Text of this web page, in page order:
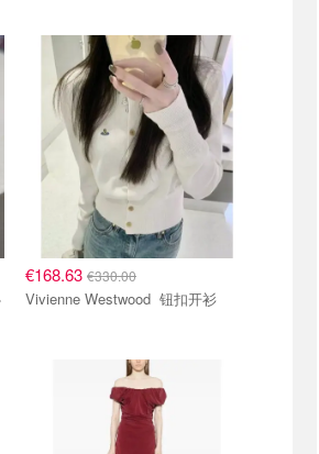
€168.63 €330.00
Vivienne Westwood 钮扣开衫